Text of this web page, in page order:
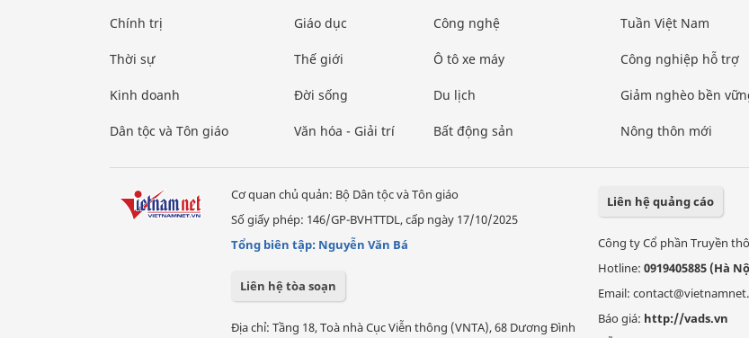
Chính trị
Thời sự
Kinh doanh
Dân tộc và Tôn giáo
Giáo dục
Thế giới
Đời sống
Văn hóa - Giải trí
Công nghệ
Ô tô xe máy
Du lịch
Bất động sản
Tuần Việt Nam
Công nghiệp hỗ trợ
Giảm nghèo bền
Nông thôn mới
Cơ quan chủ quản: Bộ Dân tộc và Tôn giáo
Số giấy phép: 146/GP-BVHTTDL, cấp ngày 17/10/2025
Tổng biên tập: Nguyễn Văn Bá
Liên hệ tòa soạn
Địa chỉ: Tầng 18, Toà nhà Cục Viễn thông (VNTA), 68 Dương Đình
Liên hệ quảng cáo
Công ty Cổ phần Truyền
Hotline: 0919405885 (Hà
Email:
Báo giá: http://vads.vn